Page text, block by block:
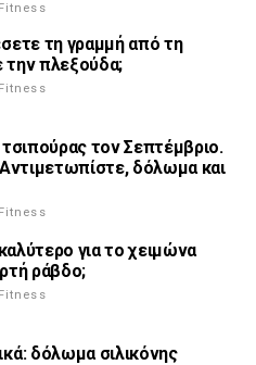
τη γραμμή από τη
την πλεξούδα;
τον Σεπτέμβριο.
δόλωμα και
για το χειμώνα
ράβδο;
δόλωμα σιλικόνης